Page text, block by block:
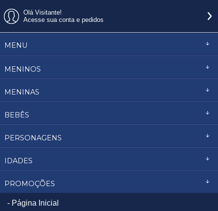
Olá Visitante!
Acesse sua conta e pedidos
MENU
MENINOS
MENINAS
BEBÊS
PERSONAGENS
IDADES
PROMOÇÕES
Página Inicial